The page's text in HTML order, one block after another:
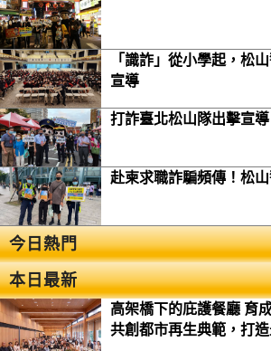
「識詐」從小學起，松
宣導
打詐臺北松山隊出擊宣
赴柬求職詐騙頻傳！松
今日熱門
本日最新
高架橋下的庇護餐廳 育
共創都市再生典範，打